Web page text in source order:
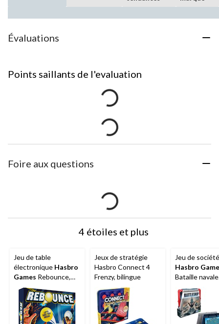
Évaluations
Points saillants de l'evaluation
Foire aux questions
4 étoiles et plus
Jeu de table
électronique Hasbro
Games Rebounce,
jeu d'intérieur, 3
modes, anglais, 8 ans
et plus
Jeux de stratégie
Hasbro Connect 4
Frenzy, bilingue
Jeu de société
Hasbro
Bataille navale
Classique,
stratégie
enfants, 7